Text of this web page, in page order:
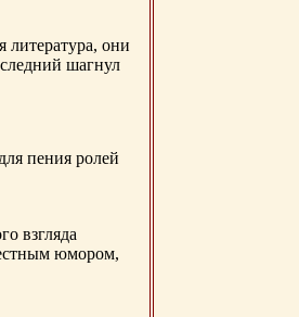
литература, они
шагнул
пения ролей
взгляда
юмором,